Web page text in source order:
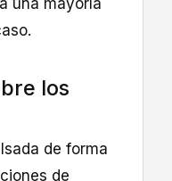
una mayoría
los
de forma
de